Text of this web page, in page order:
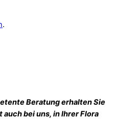
.
Beratung erhalten Sie
bei uns, in Ihrer Flora